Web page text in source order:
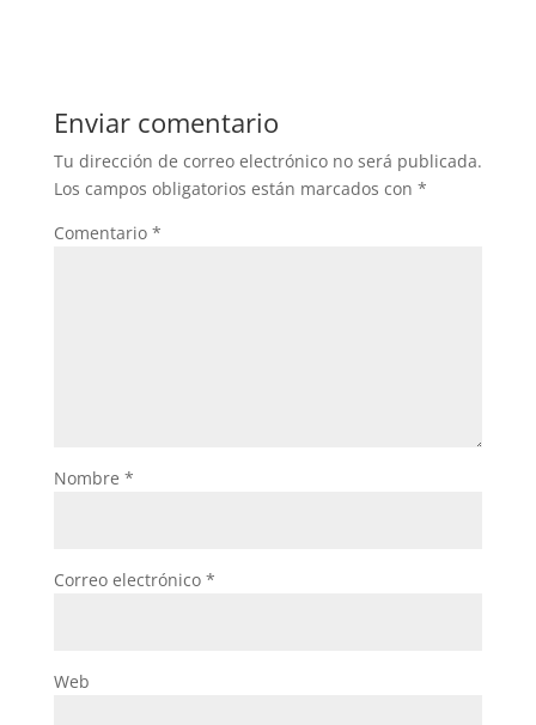
Enviar comentario
Tu dirección de correo electrónico no será publicada.
Los campos obligatorios están marcados con *
Comentario *
Nombre *
Correo electrónico *
Web